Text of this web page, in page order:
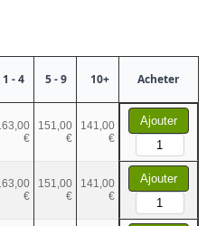
1 - 4 5 - 9 10+ Acheter
€
151,00
€
141,00
€
Ajouter
€
151,00
€
141,00
€
Ajouter